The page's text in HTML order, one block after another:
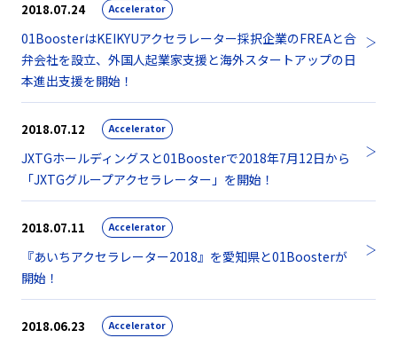
2018.07.24 Accelerator
01BoosterはKEIKYUアクセラレーター採択企業のFREAと合
弁会社を設立、外国人起業家支援と海外スタートアップの日
本進出支援を開始！
2018.07.12 Accelerator
JXTGホールディングスと01Boosterで2018年7月12日から
「JXTGグループアクセラレーター」を開始！
2018.07.11 Accelerator
『あいちアクセラレーター2018』を愛知県と01Boosterが
開始！
2018.06.23 Accelerator